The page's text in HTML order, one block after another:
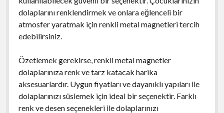
dolaplarını renklendirmek ve onlara eğlenceli bir
atmosfer yaratmak için renkli metal magnetleri tercih
edebilirsiniz.
Özetlemek gerekirse, renkli metal magnetler
dolaplarınıza renk ve tarz katacak harika
aksesuarlardır. Uygun fiyatları ve dayanıklı yapıları ile
dolaplarınızı süslemek için ideal bir seçenektir. Farklı
renk ve desen seçenekleri ile dolaplarınızı